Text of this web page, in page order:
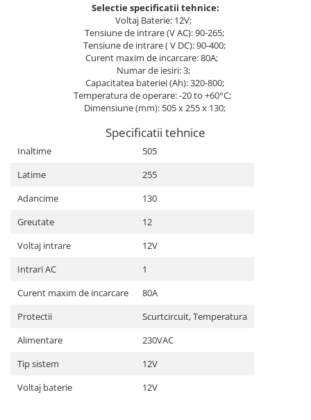
Convertoare de tensiune
Sisteme de stocare energie
Sisteme de Stocare Comerciale
Sisteme fotovoltaice de putere
mica (rulota/caravan/case de
Sisteme fotovoltaice profesionale
Pachete sisteme fotovoltaice
electrice
Statii de incarcare
Cabluri de incarcare vehicule
electrice
Accesorii
Selectie specificatii tehnice:
Voltaj Baterie: 12V;
Tensiune de intrare (V AC): 90-265;
Tensiune de intrare ( V DC): 90-400;
Curent maxim de incarcare: 80A;
Numar de iesiri: 3;
Capacitatea bateriei (Ah): 320-800;
Temperatura de operare: -20 to +60°C;
Dimensiune (mm): 505 x 255 x 130;
Specificatii tehnice
Inaltime
505
Latime
255
Adancime
130
Greutate
12
Voltaj intrare
12V
Intrari AC
1
Curent maxim de incarcare
80A
Protectii
Scurtcircuit, Temperatura
Alimentare
230VAC
Tip sistem
12V
Voltaj baterie
12V